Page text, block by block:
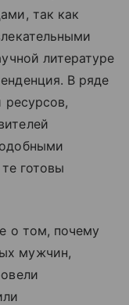
так как
литературе
В ряде
ресурсов,
готовы
о том, почему
мужчин,